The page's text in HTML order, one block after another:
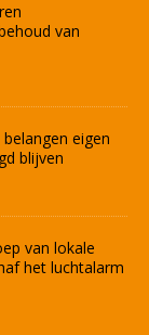
van
eigen
blijven
van lokale
het luchtalarm